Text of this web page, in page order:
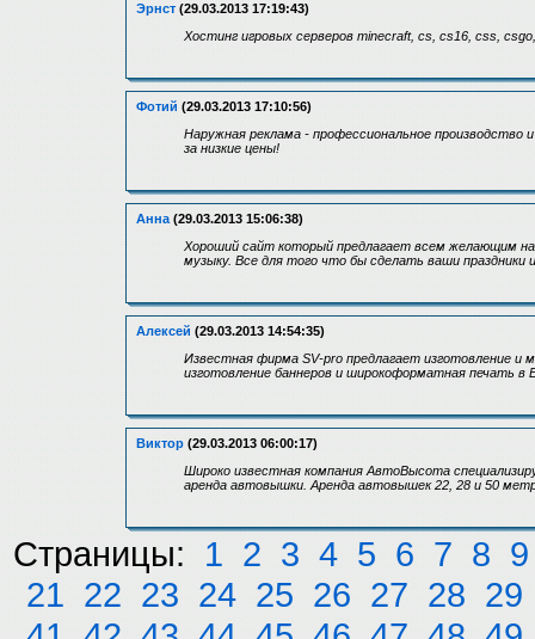
Эрнст (29.03.2013 17:19:43)
Хостинг игровых серверов minecraft, cs, cs16, css,
Фотий (29.03.2013 17:10:56)
Наружная реклама - профессиональное производство
за низкие цены!
Анна (29.03.2013 15:06:38)
Хороший сайт который предлагает всем желающим
музыку. Все для того что бы сделать ваши праздники
Алексей (29.03.2013 14:54:35)
Известная фирма SV-pro предлагает изготовление
изготовление баннеров и широкоформатная печать
Виктор (29.03.2013 06:00:17)
Широко известная компания АвтоВысота
аренда автовышки. Аренда автовышек 22, 28 и 50
Страницы: 1 2 3 4 5 6 7 8 9
21 22 23 24 25 26 27 28 29